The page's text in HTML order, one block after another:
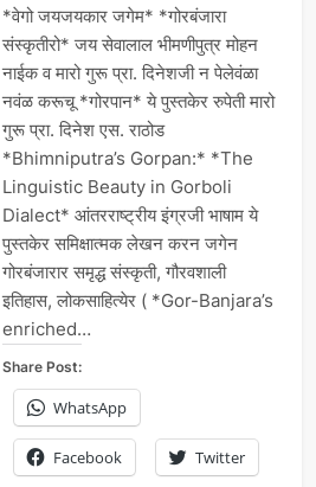
*वेगो जयजयकार जगेम* *गोरबंजारा
संस्कृतीरो* जय सेवालाल भीमणीपुत्र मोहन
नाईक व मारो गुरू प्रा. दिनेशजी न पेलेवंळा
नवंळ करूचू *गोरपान* ये पुस्तकेर रुपेती मारो
गुरू प्रा. दिनेश एस. राठोड
*Bhimniputra’s Gorpan:* *The
Linguistic Beauty in Gorboli
Dialect* आंतरराष्ट्रीय इंग्रजी भाषाम ये
पुस्तकेर समिक्षात्मक लेखन करन जगेन
गोरबंजारार समृद्ध संस्कृती, गौरवशाली
इतिहास, लोकसाहित्येर ( *Gor-Banjara’s
enriched…
Share Post:
WhatsApp
Facebook Twitter